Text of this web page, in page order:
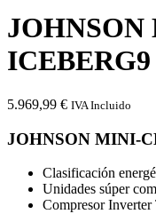
ICEBERG9
5.969,99 € IVA Incluido
JOHNSON MINI-
Clasificación
Unidades súper
Compresor